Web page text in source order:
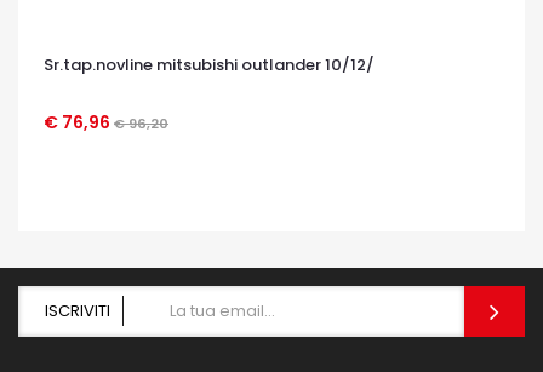
Sr.tap.novline mitsubishi outlander 10/12/
€ 76,96 € 96,20
OCCHIATA VELOCE
ISCRIVITI